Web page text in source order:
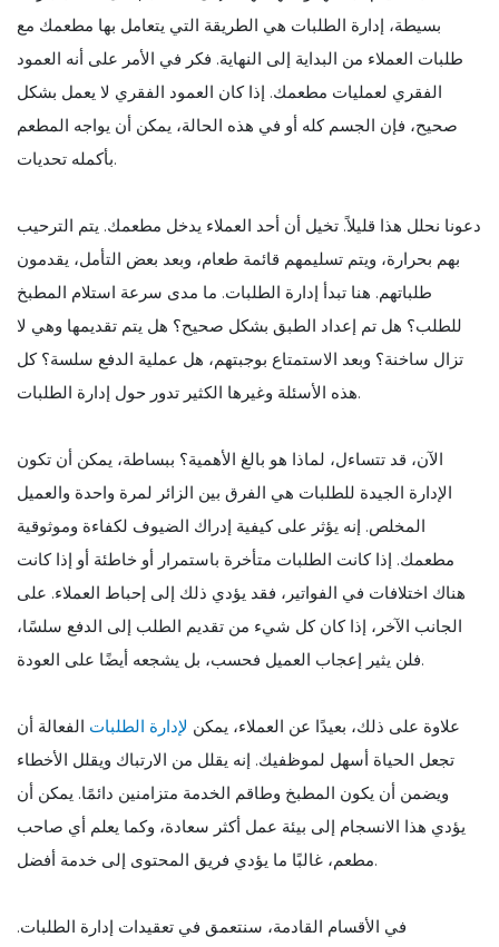
بسيطة، إدارة الطلبات هي الطريقة التي يتعامل بها مطعمك مع
طلبات العملاء من البداية إلى النهاية. فكر في الأمر على أنه العمود
الفقري لعمليات مطعمك. إذا كان العمود الفقري لا يعمل بشكل
صحيح، فإن الجسم كله أو في هذه الحالة، يمكن أن يواجه المطعم
بأكمله تحديات.
دعونا نحلل هذا قليلاً. تخيل أن أحد العملاء يدخل مطعمك. يتم الترحيب
بهم بحرارة، ويتم تسليمهم قائمة طعام، وبعد بعض التأمل، يقدمون
طلباتهم. هنا تبدأ إدارة الطلبات. ما مدى سرعة استلام المطبخ
للطلب؟ هل تم إعداد الطبق بشكل صحيح؟ هل يتم تقديمها وهي لا
تزال ساخنة؟ وبعد الاستمتاع بوجبتهم، هل عملية الدفع سلسة؟ كل
هذه الأسئلة وغيرها الكثير تدور حول إدارة الطلبات.
الآن، قد تتساءل، لماذا هو بالغ الأهمية؟ ببساطة، يمكن أن تكون
الإدارة الجيدة للطلبات هي الفرق بين الزائر لمرة واحدة والعميل
المخلص. إنه يؤثر على كيفية إدراك الضيوف لكفاءة وموثوقية
مطعمك. إذا كانت الطلبات متأخرة باستمرار أو خاطئة أو إذا كانت
هناك اختلافات في الفواتير، فقد يؤدي ذلك إلى إحباط العملاء. على
الجانب الآخر، إذا كان كل شيء من تقديم الطلب إلى الدفع سلسًا،
فلن يثير إعجاب العميل فحسب، بل يشجعه أيضًا على العودة.
علاوة على ذلك، بعيدًا عن العملاء، يمكن لإدارة الطلبات الفعالة أن
تجعل الحياة أسهل لموظفيك. إنه يقلل من الارتباك ويقلل الأخطاء
ويضمن أن يكون المطبخ وطاقم الخدمة متزامنين دائمًا. يمكن أن
يؤدي هذا الانسجام إلى بيئة عمل أكثر سعادة، وكما يعلم أي صاحب
مطعم، غالبًا ما يؤدي فريق المحتوى إلى خدمة أفضل.
في الأقسام القادمة، سنتعمق في تعقيدات إدارة الطلبات.